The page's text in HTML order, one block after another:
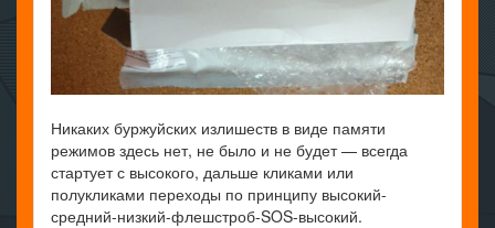
Никаких буржуйских излишеств в виде памяти
режимов здесь нет, не было и не будет — всегда
стартует с высокого, дальше кликами или
полукликами переходы по принципу высокий-
средний-низкий-флешстроб-SOS-высокий.